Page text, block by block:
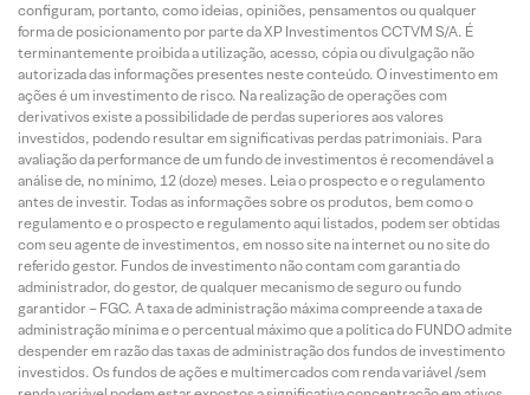
configuram, portanto, como ideias, opiniões, pensamentos ou qualquer
forma de posicionamento por parte da XP Investimentos CCTVM S/A. É
terminantemente proibida a utilização, acesso, cópia ou divulgação não
autorizada das informações presentes neste conteúdo. O investimento em
ações é um investimento de risco. Na realização de operações com
derivativos existe a possibilidade de perdas superiores aos valores
investidos, podendo resultar em significativas perdas patrimoniais. Para
avaliação da performance de um fundo de investimentos é recomendável a
análise de, no mínimo, 12 (doze) meses. Leia o prospecto e o regulamento
antes de investir. Todas as informações sobre os produtos, bem como o
regulamento e o prospecto e regulamento aqui listados, podem ser obtidas
com seu agente de investimentos, em nosso site na internet ou no site do
referido gestor. Fundos de investimento não contam com garantia do
administrador, do gestor, de qualquer mecanismo de seguro ou fundo
garantidor – FGC. A taxa de administração máxima compreende a taxa de
administração mínima e o percentual máximo que a política do FUNDO admite
despender em razão das taxas de administração dos fundos de investimento
investidos. Os fundos de ações e multimercados com renda variável /sem